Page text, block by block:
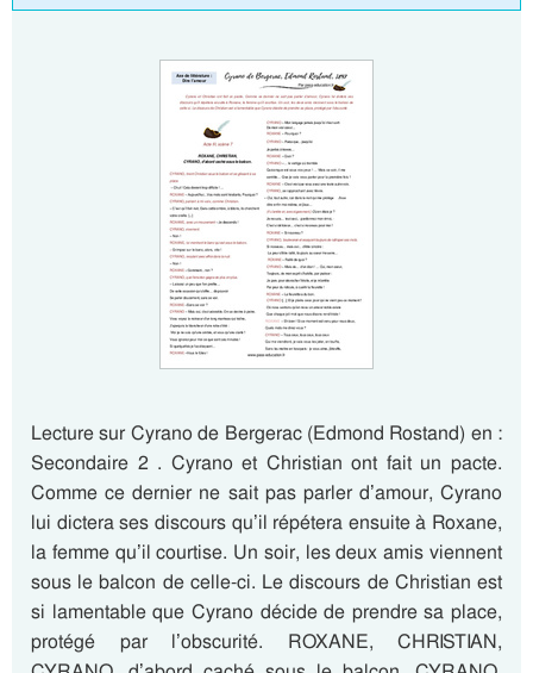
Lecture sur Cyrano de Bergerac (Edmond Rostand) en :
Secondaire 2 . Cyrano et Christian ont fait un pacte.
Comme ce dernier ne sait pas parler d’amour, Cyrano
lui dictera ses discours qu’il répétera ensuite à Roxane,
la femme qu’il courtise. Un soir, les deux amis viennent
sous le balcon de celle-ci. Le discours de Christian est
si lamentable que Cyrano décide de prendre sa place,
protégé par l’obscurité. ROXANE, CHRISTIAN,